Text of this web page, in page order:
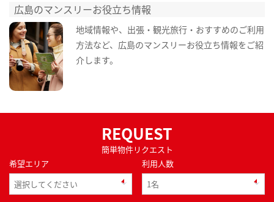
広島のマンスリーお役立ち情報
地域情報や、出張・観光旅行・おすすめのご利用
方法など、広島のマンスリーお役立ち情報をご紹
介します。
REQUEST
簡単物件リクエスト
希望エリア
利用人数